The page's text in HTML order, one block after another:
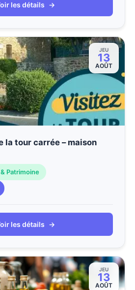
les détails →
JEU
13
AOÛT
la tour carrée – maison
Patrimoine
les détails →
JEU
13
AOÛT